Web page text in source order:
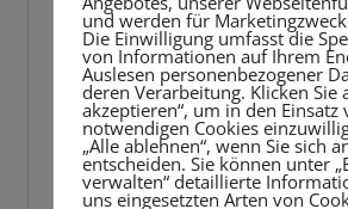
Lesen ist eine
Im Laufe der
sollte dein Kind
altersgemäße Texte
und werden für
Die Einwilligung umfasst die
von Informationen auf Ihrem
Auslesen personenbezogener
deren Verarbeitung. Klicken Sie
akzeptieren“, um in den Einsatz
notwendigen Cookies
„Alle ablehnen“, wenn Sie sich
entscheiden. Sie können unter
verwalten“ detaillierte
uns eingesetzten Arten von